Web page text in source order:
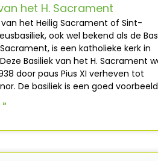
het H. Sacrament
van het Heilig Sacrament of Sint-
ook wel bekend als de
is een katholieke kerk in
Basiliek van het H. Sacrament
door paus Pius XI verheven tot
De basiliek is een goed